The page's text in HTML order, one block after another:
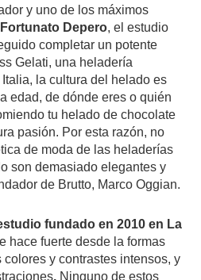
y uno de los máximos
Fortunato Depero, el estudio
completar un potente
Gelati, una heladería
la cultura del helado es
edad, de dónde eres o quién
tu helado de chocolate
pasión. Por esta razón, no
de moda de las heladerías
son demasiado elegantes y
de Brutto, Marco Oggian.
fundado en 2010 en La
hace fuerte desde la formas
y contrastes intensos, y
. Ninguno de estos